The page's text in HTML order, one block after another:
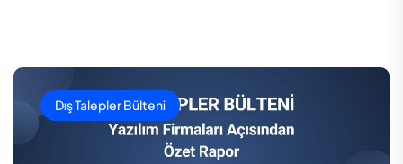
Dış Talepler Bülteni